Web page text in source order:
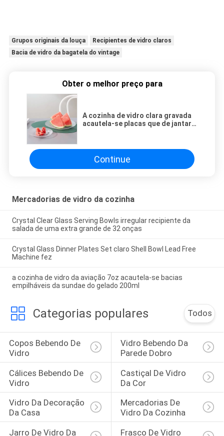
Grupos originais da louça
Recipientes de vidro claros
Bacia de vidro da bagatela do vintage
Obter o melhor preço para
A cozinha de vidro clara gravada
acautela-se placas que de jantar a
Continue
Mercadorias de vidro da cozinha
Crystal Clear Glass Serving Bowls irregular recipiente da
salada de uma extra grande de 32 onças
Crystal Glass Dinner Plates Set claro Shell Bowl Lead Free
Machine fez
a cozinha de vidro da aviação 7oz acautela-se bacias
empilháveis da sundae do gelado 200ml
Categorias populares Todos
Copos Bebendo De
Vidro
Vidro Bebendo Da
Parede Dobro
Cálices Bebendo De
Vidro
Castiçal De Vidro
Da Cor
Vidro Da Decoração
Da Casa
Mercadorias De
Vidro Da Cozinha
Jarro De Vidro Da
Frasco De Vidro